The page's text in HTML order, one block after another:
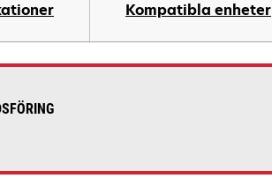
Kompatibla enheter